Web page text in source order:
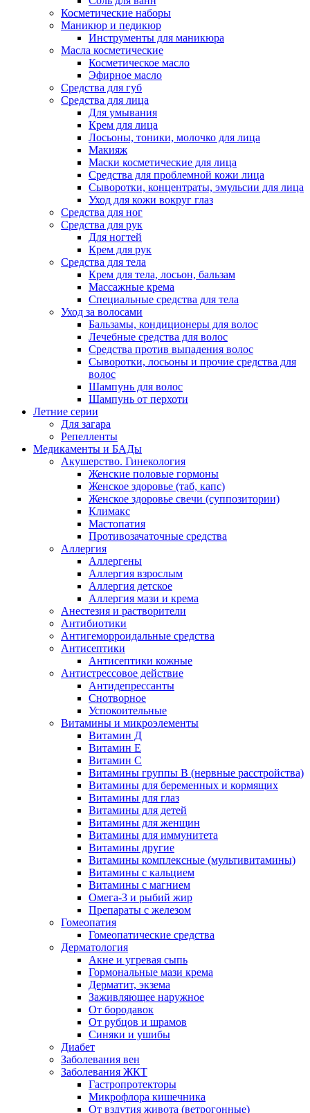
Косметические наборы
Маникюр и педикюр
Инструменты для маникюра
Масла косметические
Косметическое масло
Эфирное масло
Средства для губ
Средства для лица
Для умывания
Крем для лица
Лосьоны, тоники, молочко для лица
Макияж
Маски косметические для лица
Средства для проблемной кожи лица
Сыворотки, концентраты, эмульсии для лица
Уход для кожи вокруг глаз
Средства для ног
Средства для рук
Для ногтей
Крем для рук
Средства для тела
Крем для тела, лосьон, бальзам
Массажные крема
Специальные средства для тела
Уход за волосами
Бальзамы, кондиционеры для волос
Лечебные средства для волос
Средства против выпадения волос
Сыворотки, лосьоны и прочие средства для
волос
Шампунь для волос
Шампунь от перхоти
Летние серии
Для загара
Репелленты
Медикаменты и БАДы
Акушерство. Гинекология
Женские половые гормоны
Женское здоровье (таб, капс)
Женское здоровье свечи (суппозитории)
Климакс
Мастопатия
Противозачаточные средства
Аллергия
Аллергены
Аллергия взрослым
Аллергия детское
Аллергия мази и крема
Анестезия и растворители
Антибиотики
Антигеморроидальные средства
Антисептики
Антисептики кожные
Антистрессовое действие
Антидепрессанты
Снотворное
Успокоительные
Витамины и микроэлементы
Витамин Д
Витамин Е
Витамин С
Витамины группы В (нервные расстройства)
Витамины для беременных и кормящих
Витамины для глаз
Витамины для детей
Витамины для женщин
Витамины для иммунитета
Витамины другие
Витамины комплексные (мультивитамины)
Витамины с кальцием
Витамины с магнием
Омега-3 и рыбий жир
Препараты с железом
Гомеопатия
Гомеопатические средства
Дерматология
Акне и угревая сыпь
Гормональные мази крема
Дерматит, экзема
Заживляющее наружное
От бородавок
От рубцов и шрамов
Синяки и ушибы
Диабет
Заболевания вен
Заболевания ЖКТ
Гастропротекторы
Микрофлора кишечника
От вздутия живота (ветрогонные)